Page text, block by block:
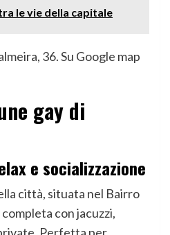
le vie della capitale
36. Su Google map
gay di
e socializzazione
città, situata nel Bairro
con jacuzzi,